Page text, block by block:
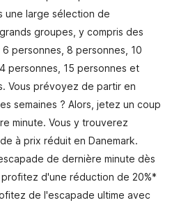
une large sélection de
groupes, y compris des
personnes, 8 personnes, 10
personnes, 15 personnes et
Vous prévoyez de partir en
semaines ? Alors, jetez un coup
minute. Vous y trouverez
à prix réduit en Danemark.
de dernière minute dès
d'une réduction de 20%*
de l'escapade ultime avec